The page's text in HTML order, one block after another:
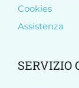
Cookies
Assistenza
SERVIZIO